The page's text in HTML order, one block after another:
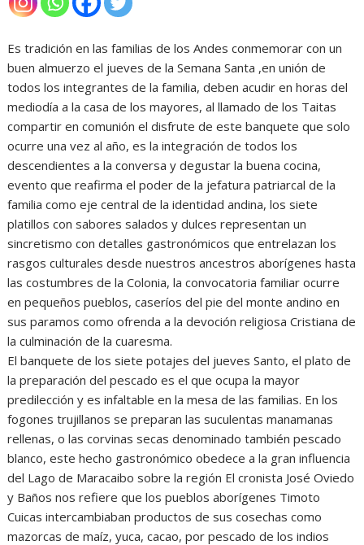
Es tradición en las familias de los Andes conmemorar con un
buen almuerzo el jueves de la Semana Santa ,en unión de
todos los integrantes de la familia, deben acudir en horas del
mediodía a la casa de los mayores, al llamado de los Taitas
compartir en comunión el disfrute de este banquete que solo
ocurre una vez al año, es la integración de todos los
descendientes a la conversa y degustar la buena cocina,
evento que reafirma el poder de la jefatura patriarcal de la
familia como eje central de la identidad andina, los siete
platillos con sabores salados y dulces representan un
sincretismo con detalles gastronómicos que entrelazan los
rasgos culturales desde nuestros ancestros aborígenes hasta
las costumbres de la Colonia, la convocatoria familiar ocurre
en pequeños pueblos, caseríos del pie del monte andino en
sus paramos como ofrenda a la devoción religiosa Cristiana de
la culminación de la cuaresma.
El banquete de los siete potajes del jueves Santo, el plato de
la preparación del pescado es el que ocupa la mayor
predilección y es infaltable en la mesa de las familias. En los
fogones trujillanos se preparan las suculentas manamanas
rellenas, o las corvinas secas denominado también pescado
blanco, este hecho gastronómico obedece a la gran influencia
del Lago de Maracaibo sobre la región El cronista José Oviedo
y Baños nos refiere que los pueblos aborígenes Timoto
Cuicas intercambiaban productos de sus cosechas como
mazorcas de maíz, yuca, cacao, por pescado de los indios